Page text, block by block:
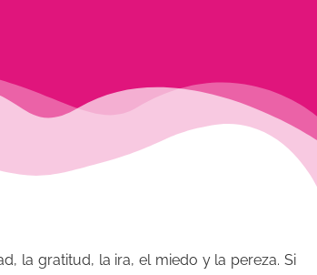
la gratitud, la ira, el miedo y la pereza. Si